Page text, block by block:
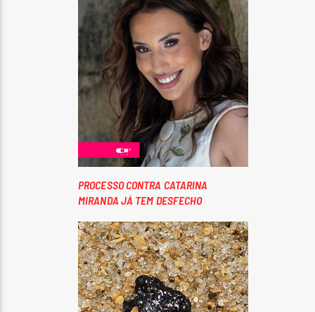
PROCESSO CONTRA CATARINA
MIRANDA JÁ TEM DESFECHO